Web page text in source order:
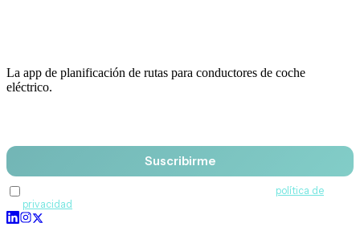
La app de planificación de rutas para conductores de coche
eléctrico.
Suscribirme
política de
privacidad